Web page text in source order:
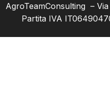
AgroTeamConsulting –
Partita IVA